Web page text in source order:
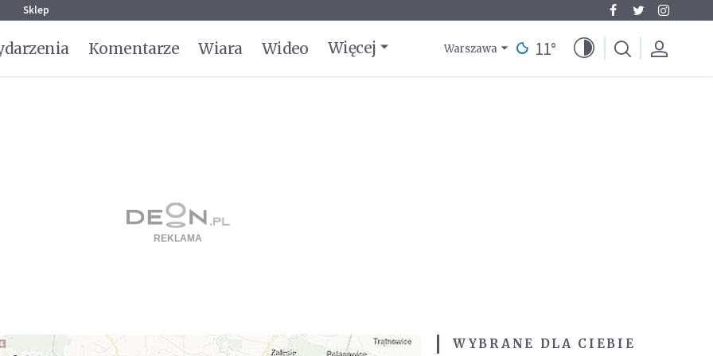
Sklep
Komentarze Wiara Wideo Więcej Warszawa 11°
WYBRANE DLA CIEBIE